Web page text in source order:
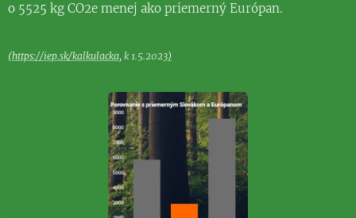
o 5525 kg CO2e menej ako priemerný Európan.
(https://iep.sk/kalkulacka, k 1.5.2023)